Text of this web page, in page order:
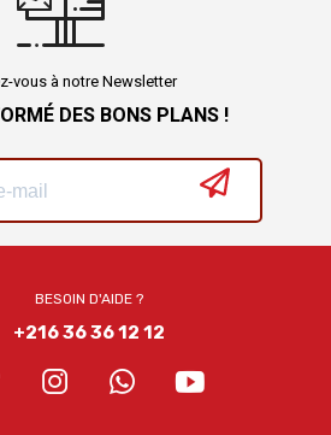
vous à notre Newsletter
DES BONS PLANS !
BESOIN D'AIDE ?
+216 36 36 12 12